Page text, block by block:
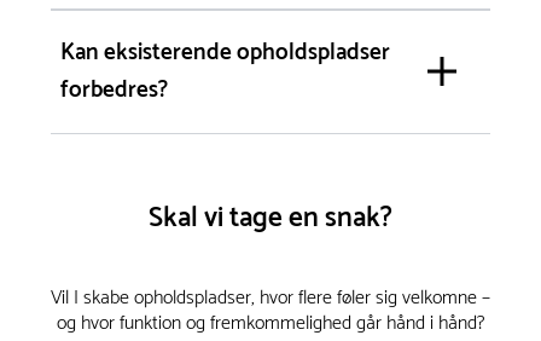
Kan eksisterende opholdspladser
forbedres?
Skal vi tage en snak?
Vil I skabe opholdspladser, hvor flere føler sig velkomne –
og hvor funktion og fremkommelighed går hånd i hånd?